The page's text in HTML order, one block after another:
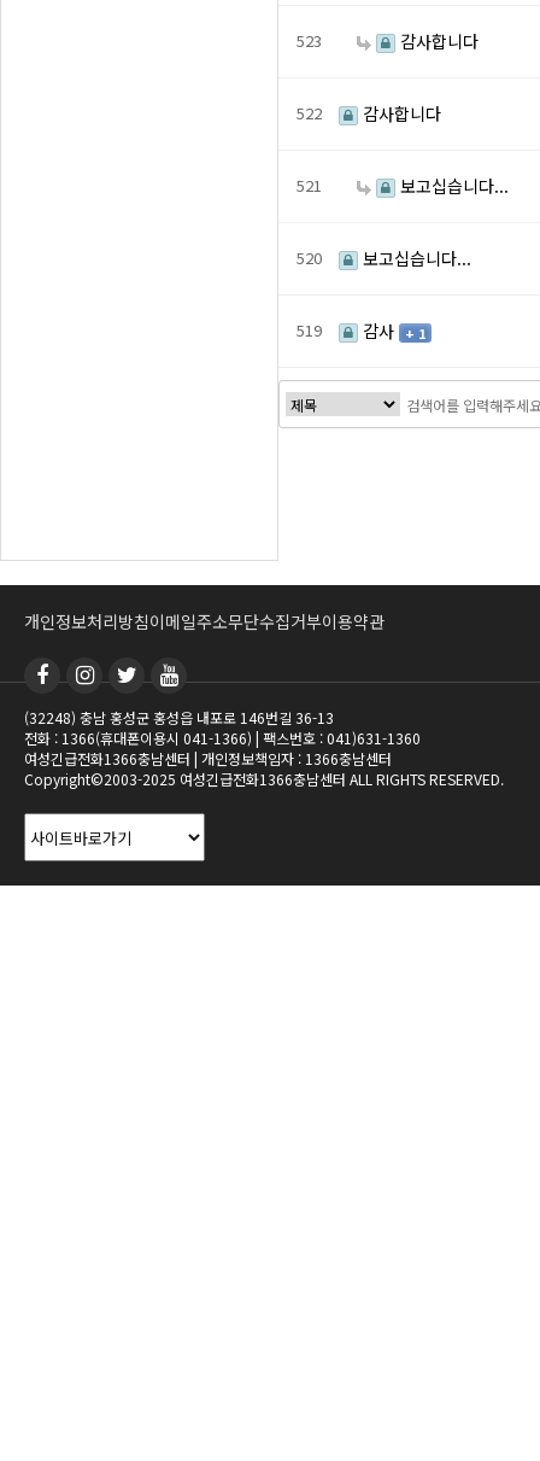
523 감사합니다
522 감사합니다
521 보고십습니다...
520 보고십습니다...
519 감사 + 1
개인정보처리방침이메일주소무단수집거부이용약관
(32248) 충남 홍성군 홍성읍 내포로 146번길 36-13
전화 : 1366(휴대폰이용시 041-1366) | 팩스번호 : 041)631-1360
여성긴급전화1366충남센터 | 개인정보책임자 : 1366충남센터
Copyright©2003-2025 여성긴급전화1366충남센터 ALL RIGHTS RESERVED.